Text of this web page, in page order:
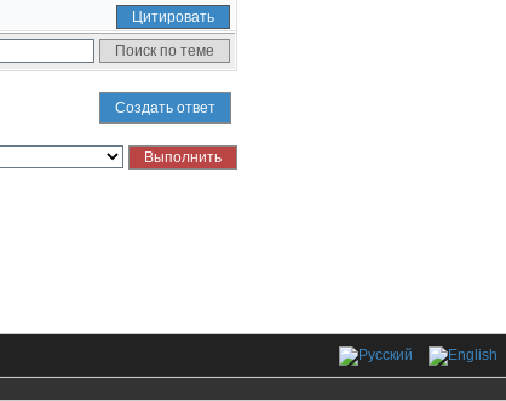
Цитировать
Создать ответ